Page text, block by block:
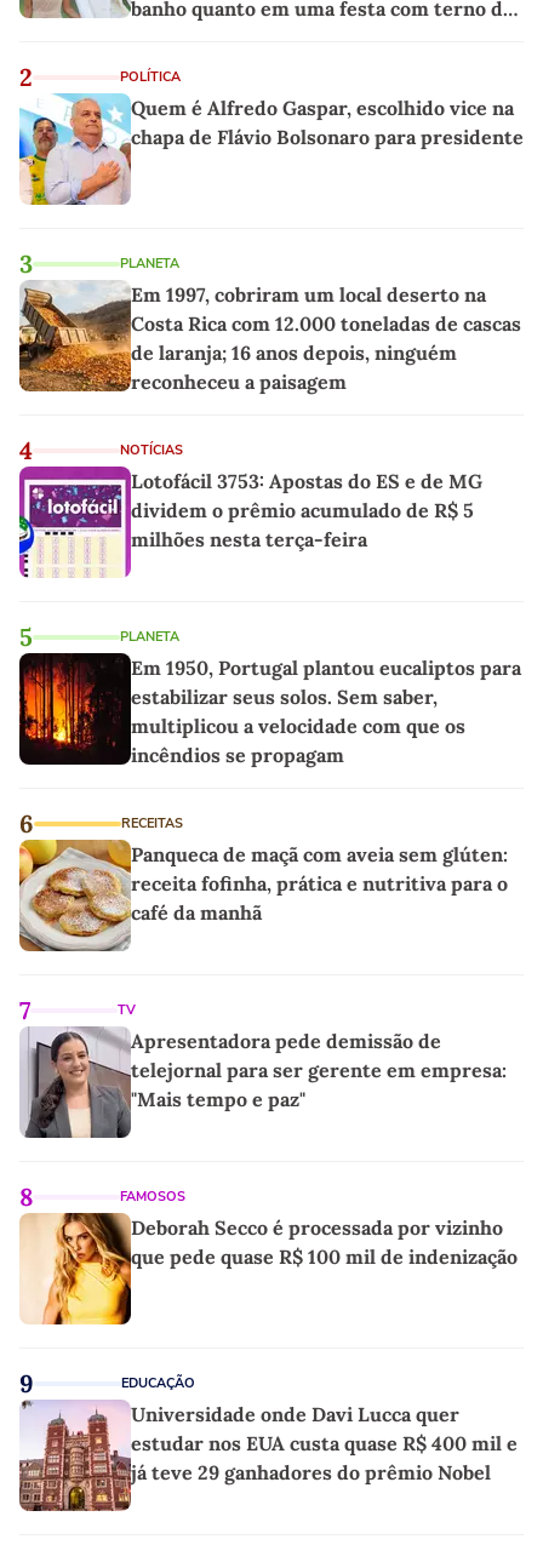
banho quanto em uma festa com terno de
2 POLÍTICA
Quem é Alfredo Gaspar, escolhido vice na
chapa de Flávio Bolsonaro para presidente
3 PLANETA
Em 1997, cobriram um local deserto na
Costa Rica com 12.000 toneladas de cascas
de laranja; 16 anos depois, ninguém
reconheceu a paisagem
4 NOTÍCIAS
Lotofácil 3753: Apostas do ES e de MG
dividem o prêmio acumulado de R$ 5
milhões nesta terça-feira
5 PLANETA
Em 1950, Portugal plantou eucaliptos para
estabilizar seus solos. Sem saber,
multiplicou a velocidade com que os
incêndios se propagam
6 RECEITAS
Panqueca de maçã com aveia sem glúten:
receita fofinha, prática e nutritiva para o
café da manhã
7 TV
Apresentadora pede demissão de
telejornal para ser gerente em empresa:
"Mais tempo e paz"
8 FAMOSOS
Deborah Secco é processada por vizinho
que pede quase R$ 100 mil de indenização
9 EDUCAÇÃO
Universidade onde Davi Lucca quer
estudar nos EUA custa quase R$ 400 mil e
já teve 29 ganhadores do prêmio Nobel